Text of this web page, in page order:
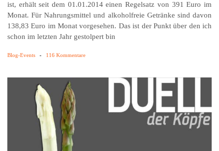
ist, erhält seit dem 01.01.2014 einen Regelsatz von 391 Euro im
Monat. Für Nahrungsmittel und alkoholfreie Getränke sind davon
138,83 Euro im Monat vorgesehen. Das ist der Punkt über den ich
schon im letzten Jahr gestolpert bin
Blog-Events - 116 Kommentare